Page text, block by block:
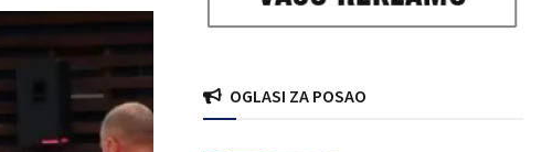
OGLASI ZA POSAO